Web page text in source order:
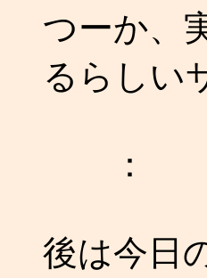
つーか、
るらしい
：
後は今日